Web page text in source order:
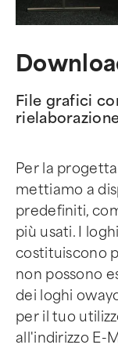
File grafici
Per la
mettiamo a
predefiniti,
più usati. I
costituiscono
non possono
dei loghi
per il tuo
all'indirizzo E-